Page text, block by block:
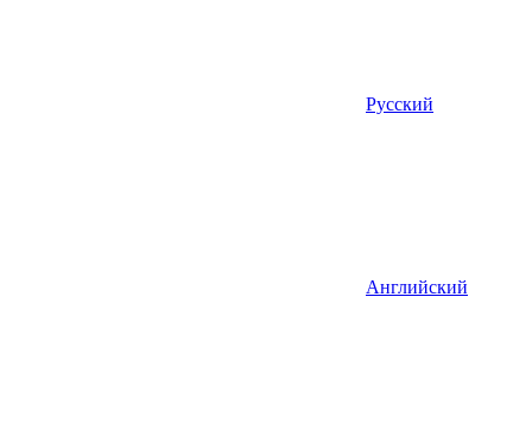
Русский
Английский